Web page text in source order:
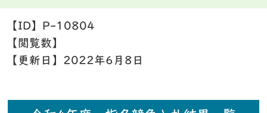
【ID】 P-10804
【閲覧数】
【更新日】 2022年6月8日